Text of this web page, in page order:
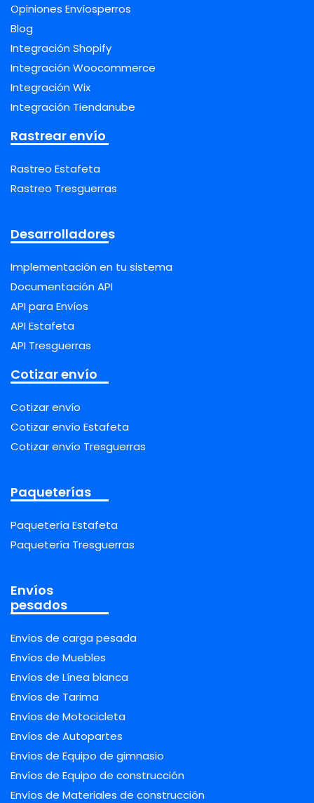
Opiniones Envíosperros
Blog
Integración Shopify
Integración Woocommerce
Integración Wix
Integración Tiendanube
Rastrear envío
Rastreo Estafeta
Rastreo Tresguerras
Desarrolladores
Implementación en tu sistema
Documentación API
API para Envíos
API Estafeta
API Tresguerras
Cotizar envío
Cotizar envío
Cotizar envío Estafeta
Cotizar envío Tresguerras
Paqueterías
Paquetería Estafeta
Paquetería Tresguerras
Envíos
pesados
Envíos de carga pesada
Envíos de Muebles
Envíos de Línea blanca
Envíos de Tarima
Envíos de Motocicleta
Envíos de Autopartes
Envíos de Equipo de gimnasio
Envíos de Equipo de construcción
Envíos de Materiales de construcción